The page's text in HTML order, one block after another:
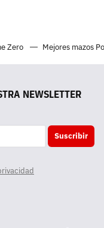
Zero Mejores mazos
NEWSLETTER
Suscribir